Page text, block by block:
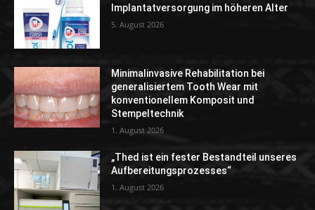
Implantatversorgung im höheren Alter
5. August 2026
Minimalinvasive Rehabilitation bei
generalisiertem Tooth Wear mit
konventionellem Komposit und
Stempeltechnik
1. August 2026
„Thed ist ein fester Bestandteil unseres
Aufbereitungsprozesses“
1. August 2026